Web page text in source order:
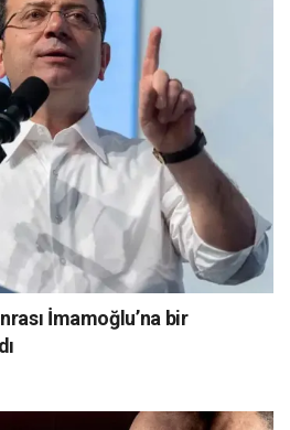
İmamoğlu’na bir